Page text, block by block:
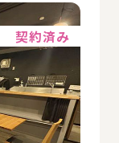
契約済み